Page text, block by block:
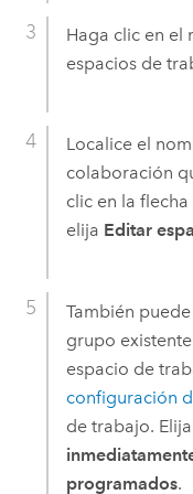
Haga clic en el
espacios de
Localice el
colaboración
clic en la
elija Editar
También
grupo
espacio de
configuración
de trabajo.
programados.